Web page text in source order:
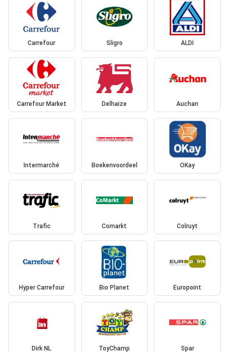
Carrefour Sligro ALDI
Carrefour Market Delhaize Auchan
Intermarché Boekenvoordeel OKay
Trafic Comarkt Colruyt
Hyper Carrefour Bio Planet Europoint
Dirk NL ToyChamp Spar